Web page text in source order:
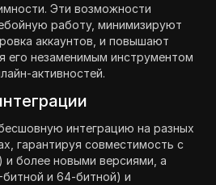
Эти возможности
работу, минимизируют
аккаунтов, и повышают
его незаменимым инструментом
активностей.
интеграцию на разных
гарантируя совместимость с
и более новыми версиями, а
и 64-битной) и